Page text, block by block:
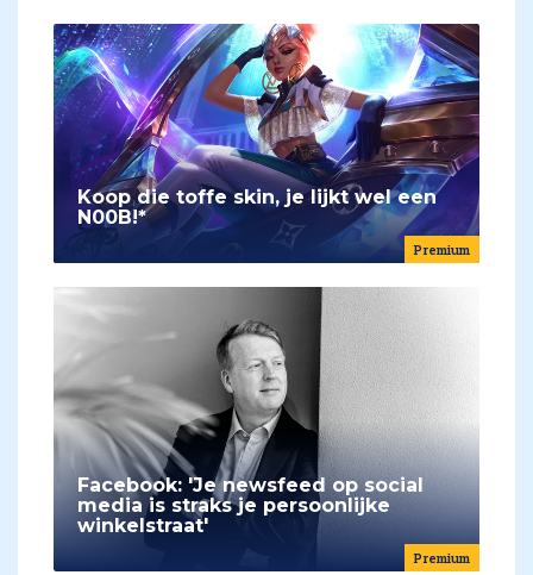
Premium
Koop die toffe skin, je lijkt wel een
N00B!*
Premium
Facebook: 'Je newsfeed op social
media is straks je persoonlijke
winkelstraat'